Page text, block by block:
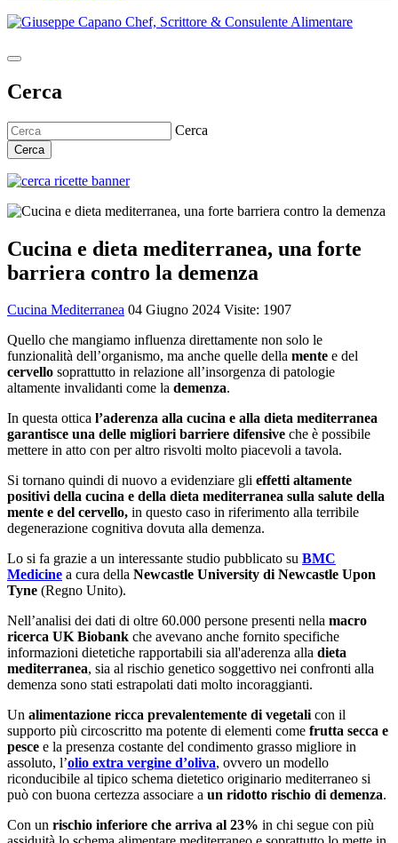
Cerca
Cerca
Cerca
Cucina e dieta mediterranea, una forte
barriera contro la demenza
Cucina Mediterranea 04 Giugno 2024 Visite: 1907
Quello che mangiamo influenza direttamente non solo le
funzionalità dell’organismo, ma anche quelle della mente e del
cervello soprattutto in relazione all’insorgenza di patologie
altamente invalidanti come la demenza.
In questa ottica l’aderenza alla cucina e alla dieta mediterranea
garantisce una delle migliori barriere difensive che è possibile
mettere in atto con per altro risvolti molto piacevoli a tavola.
Si tornano quindi di nuovo a evidenziare gli effetti altamente
positivi della cucina e della dieta mediterranea sulla salute della
mente e del cervello, in questo caso in riferimento alla terribile
degenerazione cognitiva dovuta alla demenza.
Lo si fa grazie a un interessante studio pubblicato su BMC
Medicine a cura della Newcastle University di Newcastle Upon
Tyne (Regno Unito).
Nell’analisi dei dati di oltre 60.000 persone presenti nella macro
ricerca UK Biobank che avevano anche fornito specifiche
informazioni dietetiche rapportabili sia all'aderenza alla dieta
mediterranea, sia al rischio genetico soggettivo nei confronti alla
demenza sono stati estrapolati dati molto incoraggianti.
Un alimentazione ricca prevalentemente di vegetalicon il
supporto più circoscritto ma potente di elementi come frutta secca e
pesce e la presenza costante del condimento grasso migliore in
assoluto, l’olio extra vergine d’oliva, ovvero un modello
riconducibile al tipico schema dietetico originario mediterraneo si
può con buona certezza associare a un ridotto rischio di demenza.
Con un rischio inferiore che arriva al 23% in chi segue con più